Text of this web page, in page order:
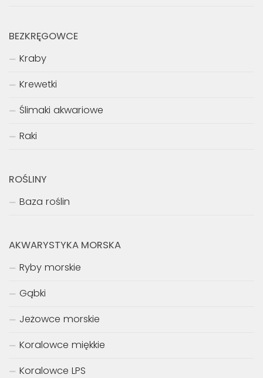
BEZKRĘGOWCE
Kraby
Krewetki
Ślimaki akwariowe
Raki
ROŚLINY
Baza roślin
AKWARYSTYKA MORSKA
Ryby morskie
Gąbki
Jeżowce morskie
Koralowce miękkie
Koralowce LPS